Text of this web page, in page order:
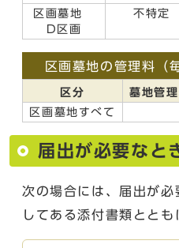
区画墓地
D区画
不特定
区画墓地の管理料（
区分
墓地管理
区画墓地すべて
届出が必要なと
次の場合には、届出が
してある添付書類ととも